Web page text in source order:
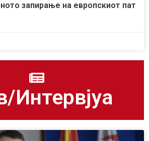
запирање на европскиот пат
Интервјуа